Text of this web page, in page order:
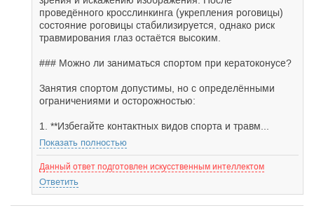
проведённого кросслинкинга (укрепления роговицы)
состояние роговицы стабилизируется, однако риск
травмирования глаз остаётся высоким.
### Можно ли заниматься спортом при кератоконусе?
Занятия спортом допустимы, но с определёнными
ограничениями и осторожностью:
1. **Избегайте контактных видов спорта и травм...
Показать полностью
Данный ответ подготовлен искусственным интеллектом
Ответить